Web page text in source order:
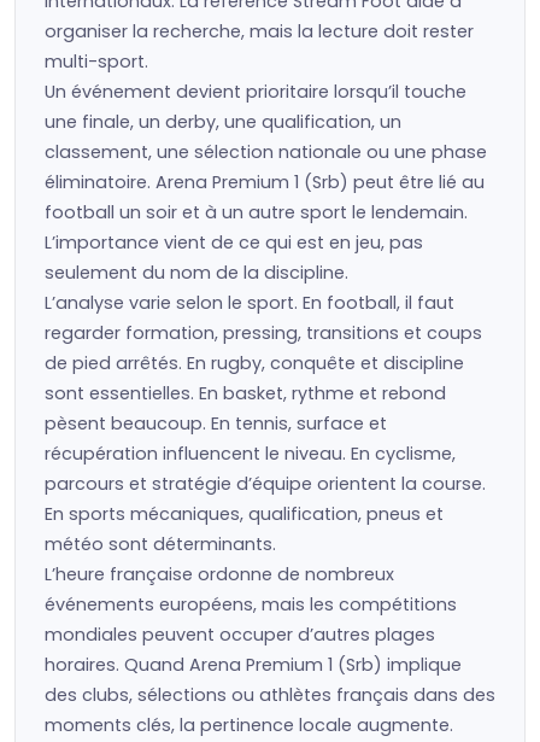
organiser la recherche, mais la lecture doit rester
multi-sport.
Un événement devient prioritaire lorsqu’il touche
une finale, un derby, une qualification, un
classement, une sélection nationale ou une phase
éliminatoire. Arena Premium 1 (Srb) peut être lié au
football un soir et à un autre sport le lendemain.
L’importance vient de ce qui est en jeu, pas
seulement du nom de la discipline.
L’analyse varie selon le sport. En football, il faut
regarder formation, pressing, transitions et coups
de pied arrêtés. En rugby, conquête et discipline
sont essentielles. En basket, rythme et rebond
pèsent beaucoup. En tennis, surface et
récupération influencent le niveau. En cyclisme,
parcours et stratégie d’équipe orientent la course.
En sports mécaniques, qualification, pneus et
météo sont déterminants.
L’heure française ordonne de nombreux
événements européens, mais les compétitions
mondiales peuvent occuper d’autres plages
horaires. Quand Arena Premium 1 (Srb) implique
des clubs, sélections ou athlètes français dans des
moments clés, la pertinence locale augmente.